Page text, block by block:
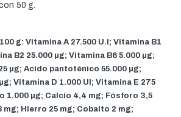
50 g.
g: Vitamina A 27.500 U.I; Vitamina B1
B2 25.000 µg; Vitamina B6 5.000 µg;
µg; Acido pantoténico 55.000 µg;
Vitamina D 1.000 UI; Vitamina E 275
1.000 µg; Calcio 4,4 mg; Fósforo 3,5
mg; Hierro 25 mg; Cobalto 2 mg;